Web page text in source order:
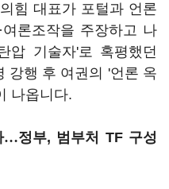
힘 대표가 포털과 언론
론조작을 주장하고 나
압 기술자'로 혹평했던
강행 후 여권의 '언론 옥
나옵니다.
…정부, 범부처 TF 구성